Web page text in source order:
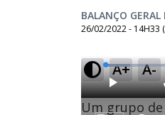
BALANÇO GERAL
26/02/2022 - 14H33
A+ A-
P
l
a
L
o
d
e
:
Um grupo